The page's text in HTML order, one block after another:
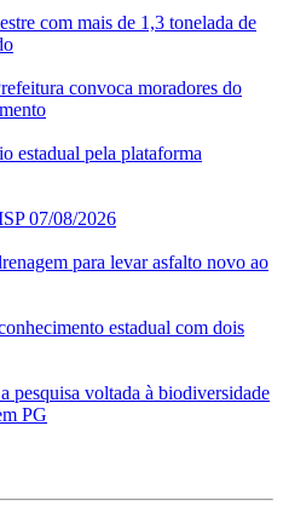
com mais de 1,3 tonelada de
convoca moradores do
estadual pela plataforma
07/08/2026
para levar asfalto novo ao
estadual com dois
pesquisa voltada à biodiversidade
PG